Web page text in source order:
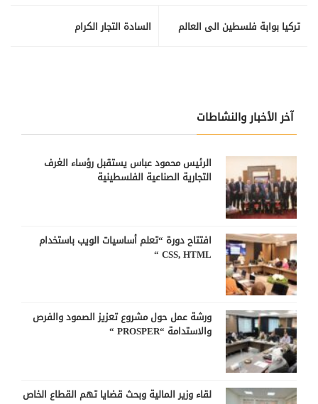
السادة التجار الكرام تركيا بوابة فلسطين الى العالم
آخر الأخبار والنشاطات
الرئيس محمود عباس يستقبل رؤساء الغرف
التجارية الصناعية الفلسطينية
افتتاح دورة “تعلم أساسيات الويب باستخدام
CSS, HTML “
ورشة عمل حول مشروع تعزيز الصمود والفرص
والاستدامة “PROSPER “
لقاء وزير المالية وبحث قضايا تهم القطاع الخاص